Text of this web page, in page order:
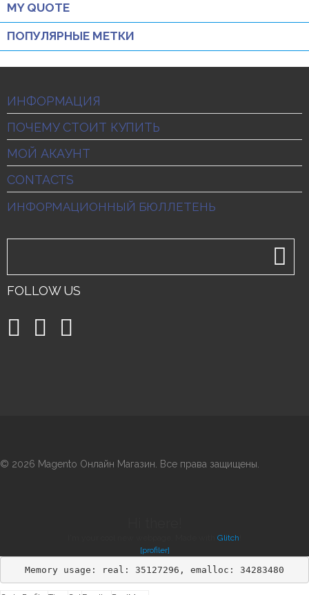
MY QUOTE
ПОПУЛЯРНЫЕ МЕТКИ
ИНФОРМАЦИЯ
ПОЧЕМУ СТОИТ КУПИТЬ
МОЙ АКАУНТ
CONTACTS
ИНФОРМАЦИОННЫЙ БЮЛЛЕТЕНЬ
FOLLOW US
© 2026 Magento Онлайн Магазин. Все права защищены.
Glitch
[profiler]
Memory usage: real: 35127296, emalloc: 34283480